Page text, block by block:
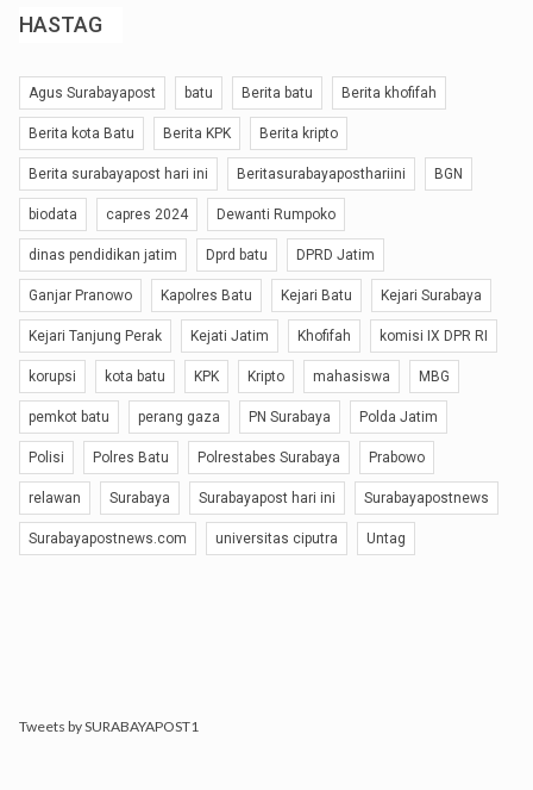
HASTAG
Agus Surabayapost batu Berita batu Berita khofifah
Berita kota Batu Berita KPK Berita kripto
Berita surabayapost hari ini Beritasurabayaposthariini BGN
biodata capres 2024 Dewanti Rumpoko
dinas pendidikan jatim Dprd batu DPRD Jatim
Ganjar Pranowo Kapolres Batu Kejari Batu Kejari Surabaya
Kejari Tanjung Perak Kejati Jatim Khofifah komisi IX DPR RI
korupsi kota batu KPK Kripto mahasiswa MBG
pemkot batu perang gaza PN Surabaya Polda Jatim
Polisi Polres Batu Polrestabes Surabaya Prabowo
relawan Surabaya Surabayapost hari ini Surabayapostnews
Surabayapostnews.com universitas ciputra Untag
Tweets by SURABAYAPOST1